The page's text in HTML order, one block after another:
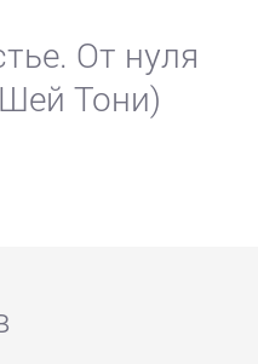
От нуля
Тони)